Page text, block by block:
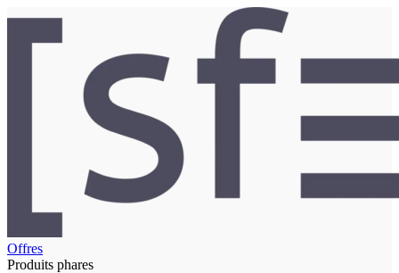
Offres
Produits phares